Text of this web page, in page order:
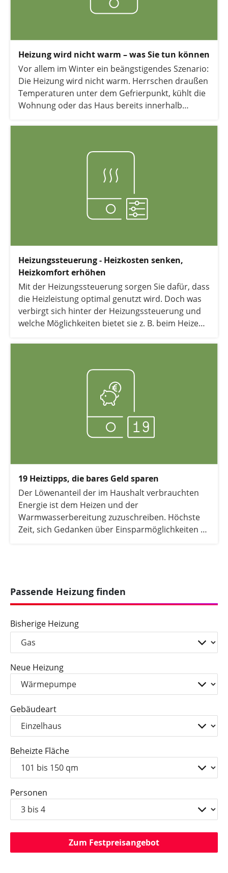
Heizung wird nicht warm – was Sie tun können
Vor allem im Winter ein beängstigendes Szenario:
Die Heizung wird nicht warm. Herrschen draußen
Temperaturen unter dem Gefrierpunkt, kühlt die
Wohnung oder das Haus bereits innerhalb
Heizungssteuerung - Heizkosten senken,
Heizkomfort erhöhen
Mit der Heizungssteuerung sorgen Sie dafür, dass
die Heizleistung optimal genutzt wird. Doch was
verbirgt sich hinter der Heizungssteuerung und
welche Möglichkeiten bietet sie z. B. beim Heizen
19 Heiztipps, die bares Geld sparen
Der Löwenanteil der im Haushalt verbrauchten
Energie ist dem Heizen und der
Warmwasserbereitung zuzuschreiben. Höchste
Zeit, sich Gedanken über Einsparmöglichkeiten zu
Passende Heizung finden
Bisherige Heizung
Neue Heizung
Gebäudeart
Beheizte Fläche
Personen
Zum Festpreisangebot